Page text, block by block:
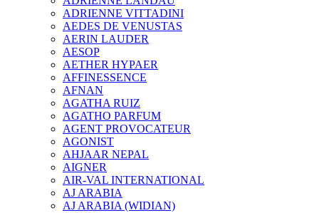
ADRIENNE VITTADINI
AEDES DE VENUSTAS
AERIN LAUDER
AESOP
AETHER HYPAER
AFFINESSENCE
AFNAN
AGATHA RUIZ
AGATHO PARFUM
AGENT PROVOCATEUR
AGONIST
AHJAAR NEPAL
AIGNER
AIR-VAL INTERNATIONAL
AJ ARABIA
AJ ARABIA (WIDIAN)